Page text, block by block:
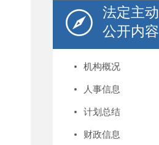
法定主动
公开内容
机构概况
人事信息
计划总结
财政信息